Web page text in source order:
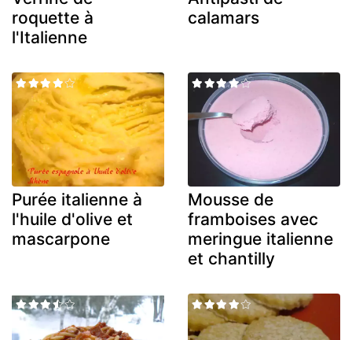
roquette à
l'Italienne
calamars
Purée italienne à
l'huile d'olive et
mascarpone
Mousse de
framboises avec
meringue italienne
et chantilly